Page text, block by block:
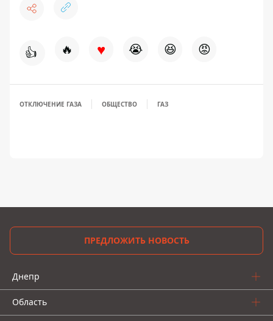
👍 🔥 ♥ 😭 😆 😡
ОТКЛЮЧЕНИЕ ГАЗА ОБЩЕСТВО ГАЗ
ПРЕДЛОЖИТЬ НОВОСТЬ
Днепр
Область